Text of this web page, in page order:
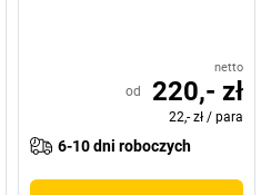
netto
od 220,- zł
22,- zł / para
6-10 dni roboczych